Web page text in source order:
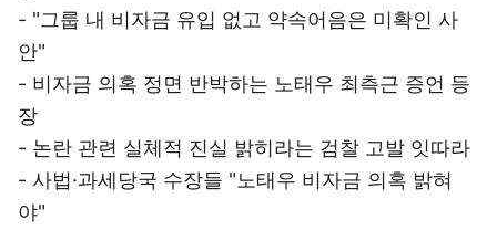
- "그룹 내 비자금 유입 없고 약속어음은 미확인 사
안"
- 비자금 의혹 정면 반박하는 노태우 최측근 증언 등
장
- 논란 관련 실체적 진실 밝히라는 검찰 고발 잇따라
- 사법·과세당국 수장들 "노태우 비자금 의혹 밝혀
야"